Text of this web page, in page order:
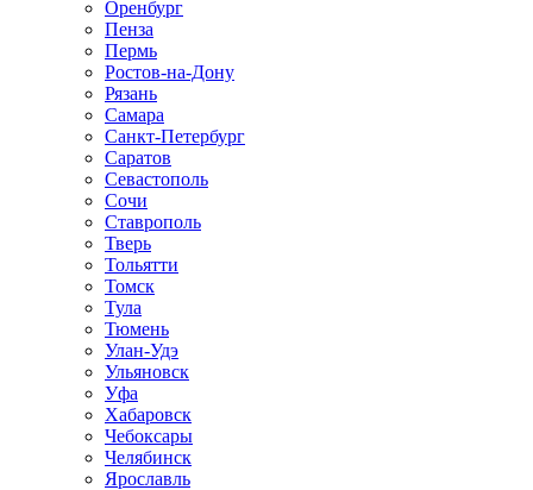
Оренбург
Пенза
Пермь
Ростов-на-Дону
Рязань
Самара
Санкт-Петербург
Саратов
Севастополь
Сочи
Ставрополь
Тверь
Тольятти
Томск
Тула
Тюмень
Улан-Удэ
Ульяновск
Уфа
Хабаровск
Чебоксары
Челябинск
Ярославль